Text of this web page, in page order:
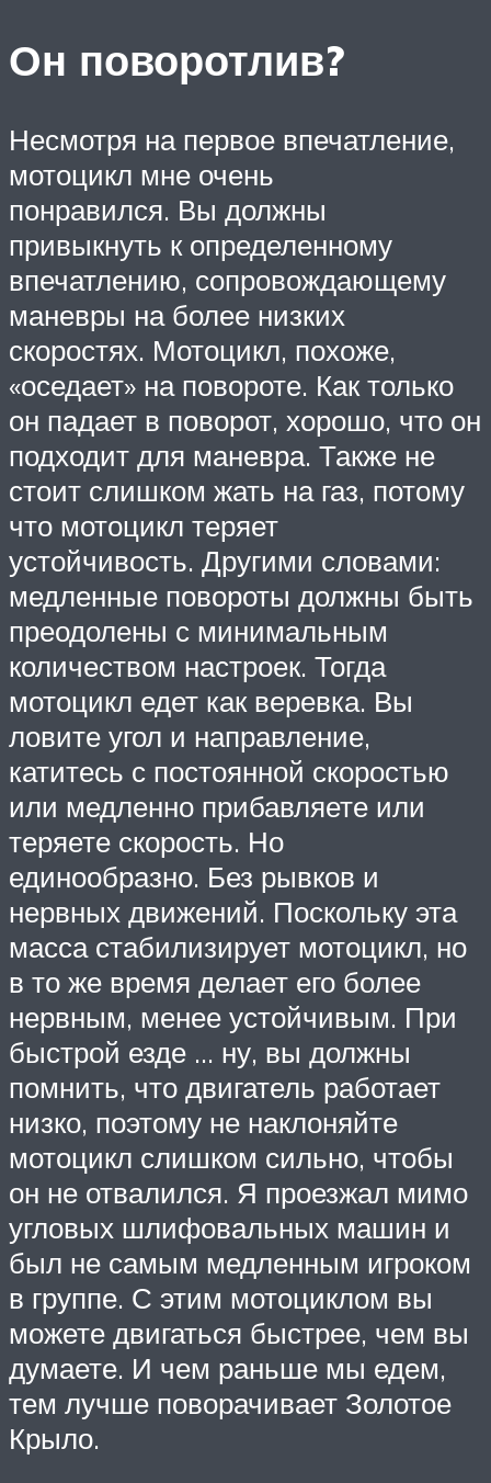
Он поворотлив?
Несмотря на первое впечатление,
мотоцикл мне очень
понравился. Вы должны
привыкнуть к определенному
впечатлению, сопровождающему
маневры на более низких
скоростях. Мотоцикл, похоже,
«оседает» на повороте. Как только
он падает в поворот, хорошо, что он
подходит для маневра. Также не
стоит слишком жать на газ, потому
что мотоцикл теряет
устойчивость. Другими словами:
медленные повороты должны быть
преодолены с минимальным
количеством настроек. Тогда
мотоцикл едет как веревка. Вы
ловите угол и направление,
катитесь с постоянной скоростью
или медленно прибавляете или
теряете скорость. Но
единообразно. Без рывков и
нервных движений. Поскольку эта
масса стабилизирует мотоцикл, но
в то же время делает его более
нервным, менее устойчивым. При
быстрой езде … ну, вы должны
помнить, что двигатель работает
низко, поэтому не наклоняйте
мотоцикл слишком сильно, чтобы
он не отвалился. Я проезжал мимо
угловых шлифовальных машин и
был не самым медленным игроком
в группе. С этим мотоциклом вы
можете двигаться быстрее, чем вы
думаете. И чем раньше мы едем,
тем лучше поворачивает Золотое
Крыло.